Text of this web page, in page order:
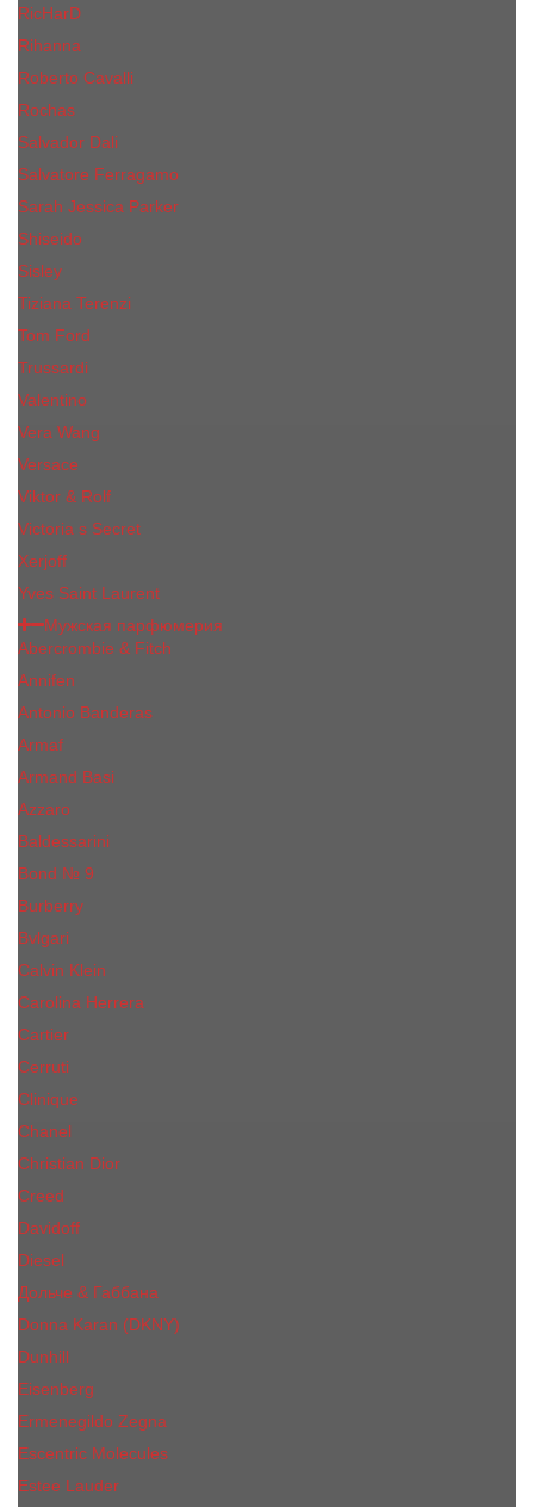
RicHarD
Rihanna
Roberto Cavalli
Rochas
Salvador Dali
Salvatore Ferragamo
Sarah Jessica Parker
Shiseido
Sisley
Tiziana Terenzi
Tom Ford
Trussardi
Valentino
Vera Wang
Versace
Viktor & Rolf
Victoria s Secret
Xerjoff
Yves Saint Laurent
Мужская парфюмерия
Abercrombie & Fitch
Annifen
Antonio Banderas
Armaf
Armand Basi
Azzaro
Baldessarini
Bond № 9
Burberry
Bvlgari
Calvin Klein
Carolina Herrera
Cartier
Cerruti
Сliniquе
Chanel
Christian Dior
Creed
Davidoff
Diesel
Дольче & Габбана
Donna Karan (DKNY)
Dunhill
Eisenberg
Ermenegildo Zegna
Escentric Molecules
Еsteе Lаudеr